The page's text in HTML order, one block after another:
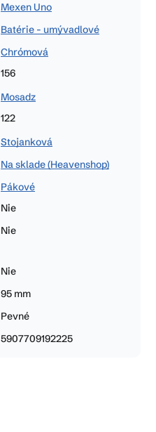
Mexen Uno
Batérie - umývadlové
Chrómová
156
Mosadz
122
Stojanková
Na sklade (Heavenshop)
Pákové
Nie
Nie
Nie
95 mm
Pevné
5907709192225